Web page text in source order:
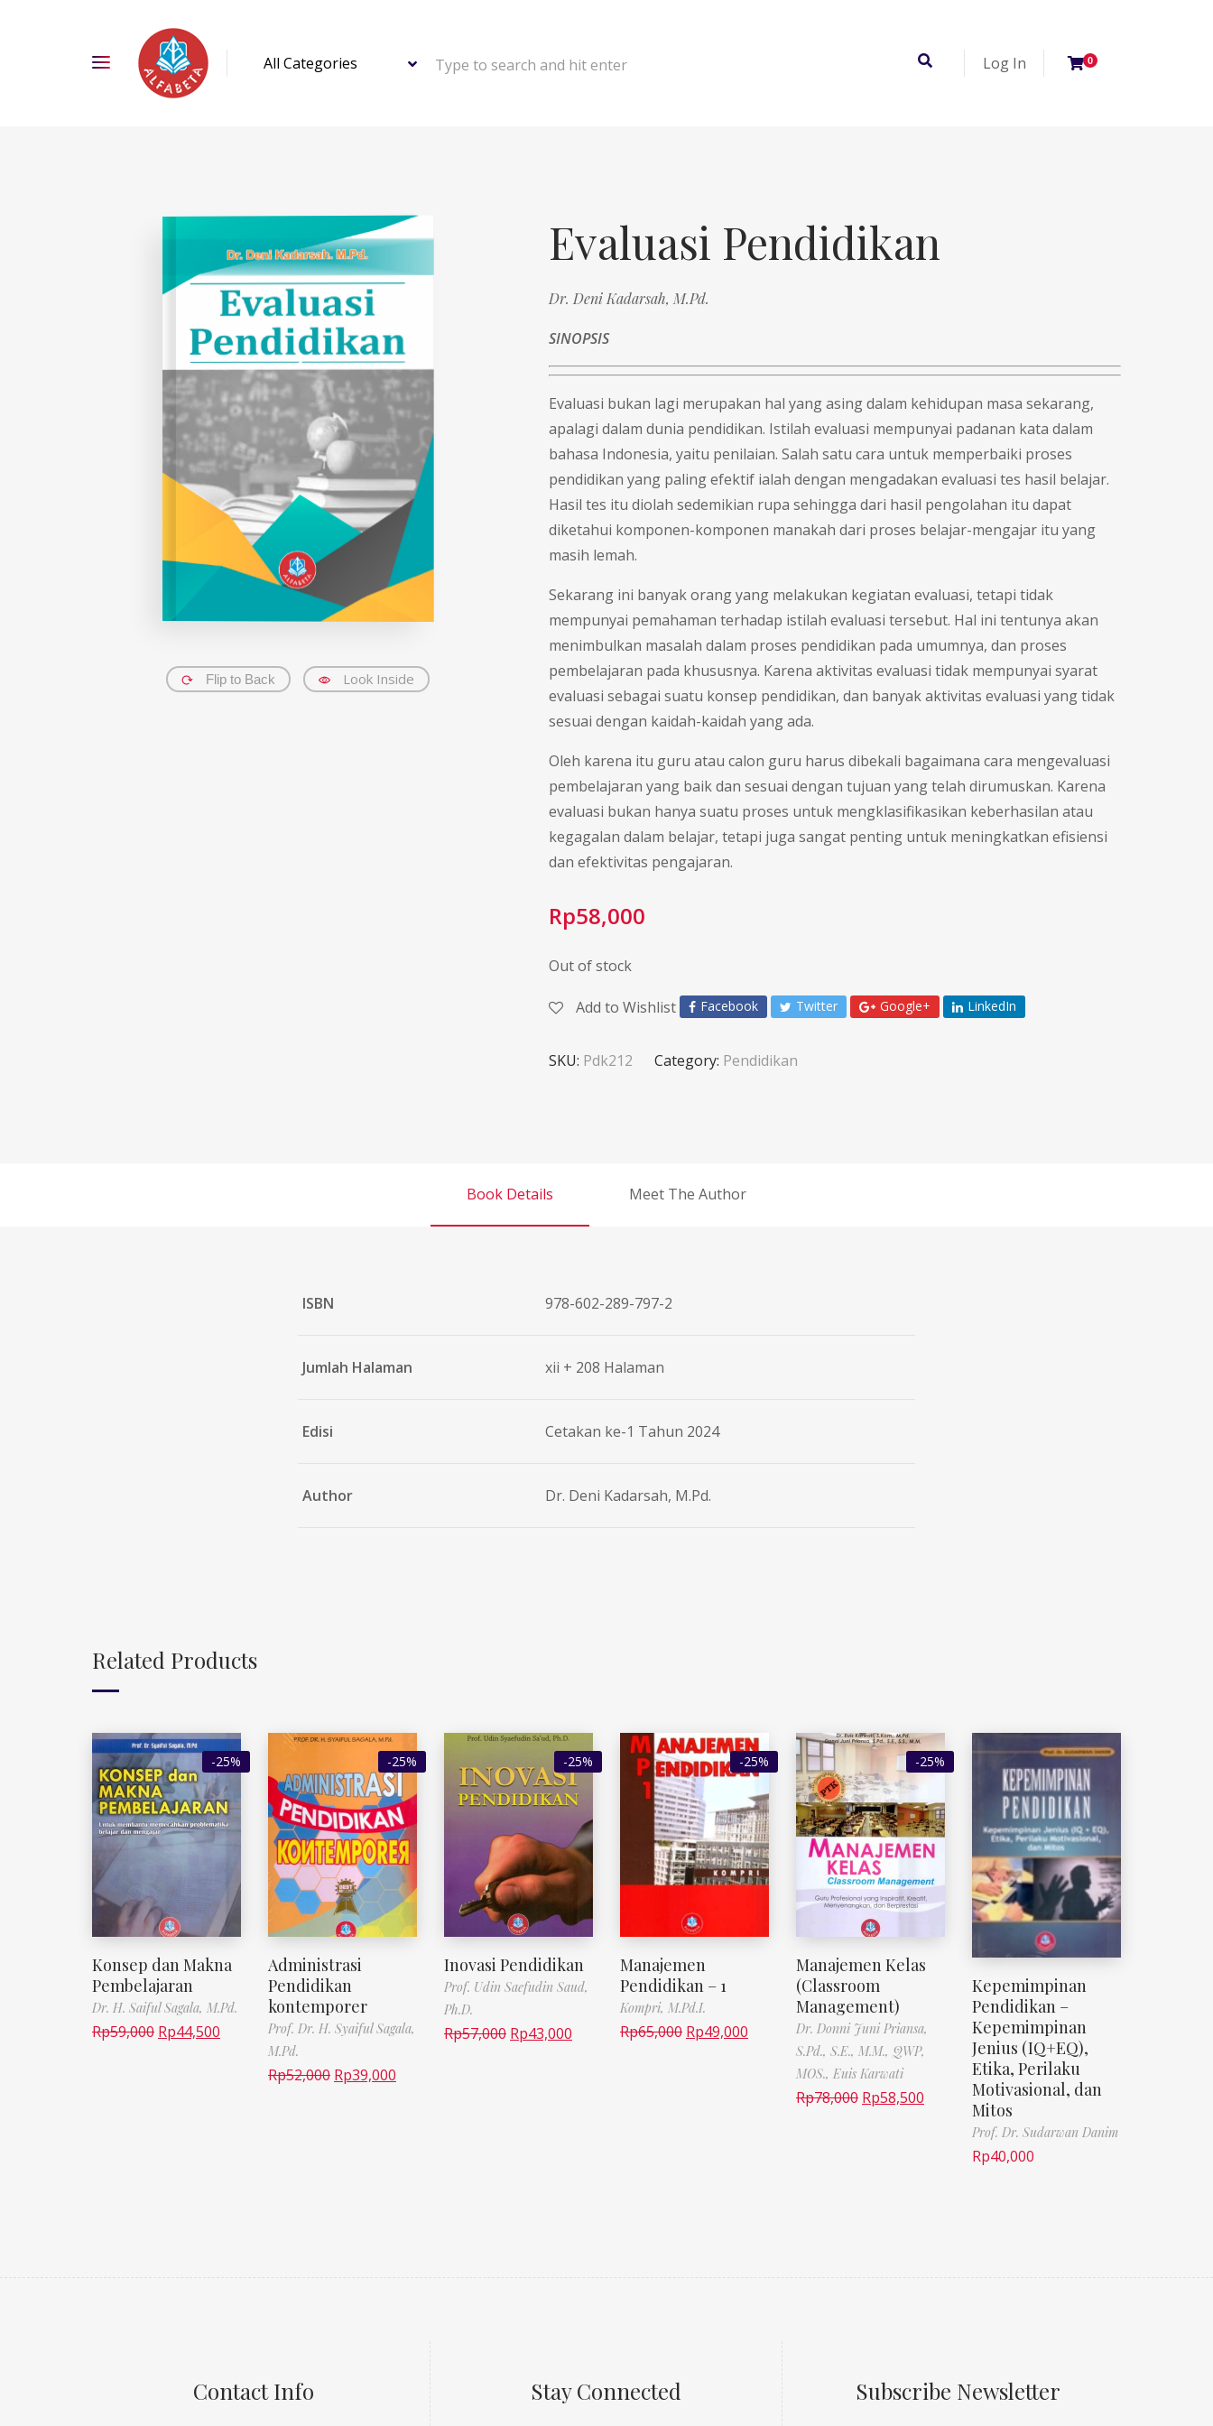
Type to search and hit enter Log In 0
Flip to Back Look Inside
Evaluasi Pendidikan
Dr. Deni Kadarsah, M.Pd.
SINOPSIS
Evaluasi bukan lagi merupakan hal yang asing dalam kehidupan masa sekarang,
apalagi dalam dunia pendidikan. Istilah evaluasi mempunyai padanan kata dalam
bahasa Indonesia, yaitu penilaian. Salah satu cara untuk memperbaiki proses
pendidikan yang paling efektif ialah dengan mengadakan evaluasi tes hasil belajar.
Hasil tes itu diolah sedemikian rupa sehingga dari hasil pengolahan itu dapat
diketahui komponen-komponen manakah dari proses belajar-mengajar itu yang
masih lemah.
Sekarang ini banyak orang yang melakukan kegiatan evaluasi, tetapi tidak
mempunyai pemahaman terhadap istilah evaluasi tersebut. Hal ini tentunya akan
menimbulkan masalah dalam proses pendidikan pada umumnya, dan proses
pembelajaran pada khususnya. Karena aktivitas evaluasi tidak mempunyai syarat
evaluasi sebagai suatu konsep pendidikan, dan banyak aktivitas evaluasi yang tidak
sesuai dengan kaidah-kaidah yang ada.
Oleh karena itu guru atau calon guru harus dibekali bagaimana cara mengevaluasi
pembelajaran yang baik dan sesuai dengan tujuan yang telah dirumuskan. Karena
evaluasi bukan hanya suatu proses untuk mengklasifikasikan keberhasilan atau
kegagalan dalam belajar, tetapi juga sangat penting untuk meningkatkan efisiensi
dan efektivitas pengajaran.
Rp58,000
Out of stock
Add to Wishlist Facebook Twitter Google+ LinkedIn
SKU: Pdk212 Category: Pendidikan
Book Details Meet The Author
ISBN 978-602-289-797-2
Jumlah Halaman xii + 208 Halaman
Edisi Cetakan ke-1 Tahun 2024
Author Dr. Deni Kadarsah, M.Pd.
Related Products
-25%
Konsep dan Makna
Pembelajaran
Dr. H. Saiful Sagala, M.Pd.
Rp59,000 Rp44,500
-25%
Administrasi
Pendidikan
kontemporer
Prof. Dr. H. Syaiful Sagala,
M.Pd.
Rp52,000 Rp39,000
-25%
Inovasi Pendidikan
Prof. Udin Saefudin Saud,
Ph.D.
Rp57,000 Rp43,000
-25%
Manajemen
Pendidikan – 1
Kompri, M.Pd.I.
Rp65,000 Rp49,000
-25%
Manajemen Kelas
(Classroom
Management)
Dr. Donni Juni Priansa,
S.Pd., S.E., M.M., QWP,
MOS., Euis Karwati
Rp78,000 Rp58,500
Kepemimpinan
Pendidikan –
Kepemimpinan
Jenius (IQ+EQ),
Etika, Perilaku
Motivasional, dan
Mitos
Prof. Dr. Sudarwan Danim
Rp40,000
Contact Info Stay Connected Subscribe Newsletter